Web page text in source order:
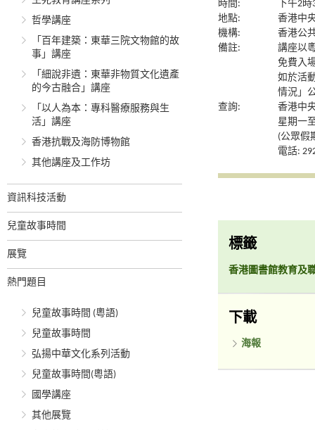
哲學講座
「百年建築：東華三院文物館的故
事」講座
「細說非遺：東華非物質文化遺產
的今古融合」講座
「以人為本：專科醫療服務與生
活」講座
香港抗戰及海防博物館
其他講座及工作坊
資訊科技活動
兒童故事時間
展覽
熱門題目
兒童故事時間 (粵語)
兒童故事時間
弘揚中華文化系列活動
兒童故事時間(粵語)
國學講座
其他展覽
時間:
下午2
地點:
香港中
機構:
香港公
備註:
講座以
免費入
如於活
情況」
查詢:
香港中
星期一
(公眾假
電話:
標籤
香港圖書館教育及
下載
海報